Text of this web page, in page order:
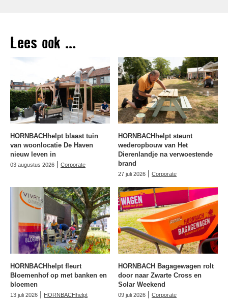
Lees ook ...
HORNBACHhelpt blaast tuin
van woonlocatie De Haven
nieuw leven in
03 augustus 2026 | Corporate
HORNBACHhelpt steunt
wederopbouw van Het
Dierenlandje na verwoestende
brand
27 juli 2026 | Corporate
HORNBACHhelpt fleurt
Bloemenhof op met banken en
bloemen
13 juli 2026 | HORNBACHhelpt
HORNBACH Bagagewagen rolt
door naar Zwarte Cross en
Solar Weekend
09 juli 2026 | Corporate